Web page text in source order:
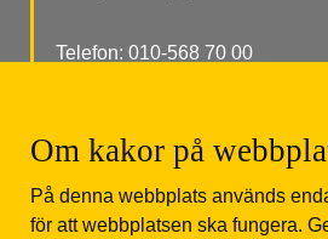
Telefon: 010-568 70 00
Om kakor på
På denna webbplats används
för att webbplatsen ska fungera.